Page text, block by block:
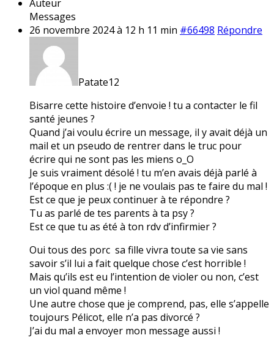
Auteur
Messages
26 novembre 2024 à 12 h 11 min #66498 Répondre
Patate12
Bisarre cette histoire d’envoie ! tu a contacter le fil
santé jeunes ?
Quand j’ai voulu écrire un message, il y avait déjà un
mail et un pseudo de rentrer dans le truc pour
écrire qui ne sont pas les miens o_O
Je suis vraiment désolé ! tu m’en avais déjà parlé à
l’époque en plus :( ! je ne voulais pas te faire du mal !
Est ce que je peux continuer à te répondre ?
Tu as parlé de tes parents à ta psy ?
Est ce que tu as été à ton rdv d’infirmier ?
Oui tous des porc sa fille vivra toute sa vie sans
savoir s’il lui a fait quelque chose c’est horrible !
Mais qu’ils est eu l’intention de violer ou non, c’est
un viol quand même !
Une autre chose que je comprend, pas, elle s’appelle
toujours Pélicot, elle n’a pas divorcé ?
J’ai du mal a envoyer mon message aussi !